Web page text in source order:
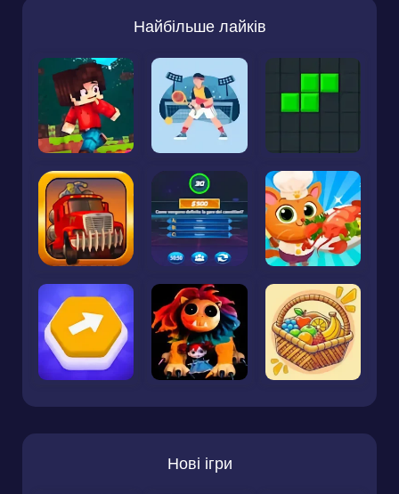
Найбільше лайків
Нові ігри